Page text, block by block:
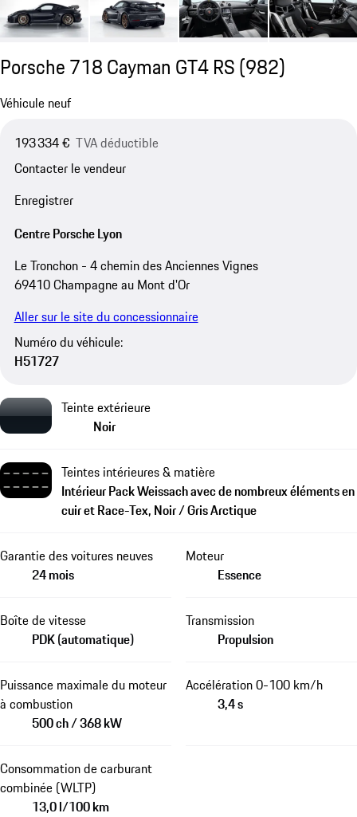
Porsche 718 Cayman GT4 RS(982)
Véhicule neuf
193 334 € TVA déductible
Contacter le vendeur
Enregistrer
Centre Porsche Lyon
Le Tronchon - 4 chemin des Anciennes Vignes
69410 Champagne au Mont d'Or
Aller sur le site du concessionnaire
Numéro du véhicule:
H51727
Teinte extérieure
Noir
Teintes intérieures & matière
Intérieur Pack Weissach avec de nombreux éléments en
cuir et Race-Tex, Noir / Gris Arctique
Garantie des voitures neuves
24 mois
Moteur
Essence
Boîte de vitesse
PDK (automatique)
Transmission
Propulsion
Puissance maximale du moteur
à combustion
500 ch / 368 kW
Accélération 0-100 km/h
3,4 s
Consommation de carburant
combinée (WLTP)
13,0 l/100 km